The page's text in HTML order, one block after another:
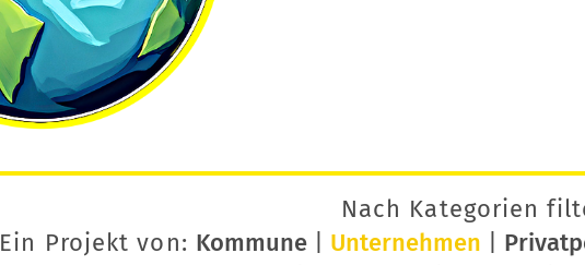
Nach Kategorien
Ein Projekt von: Kommune| Unternehmen